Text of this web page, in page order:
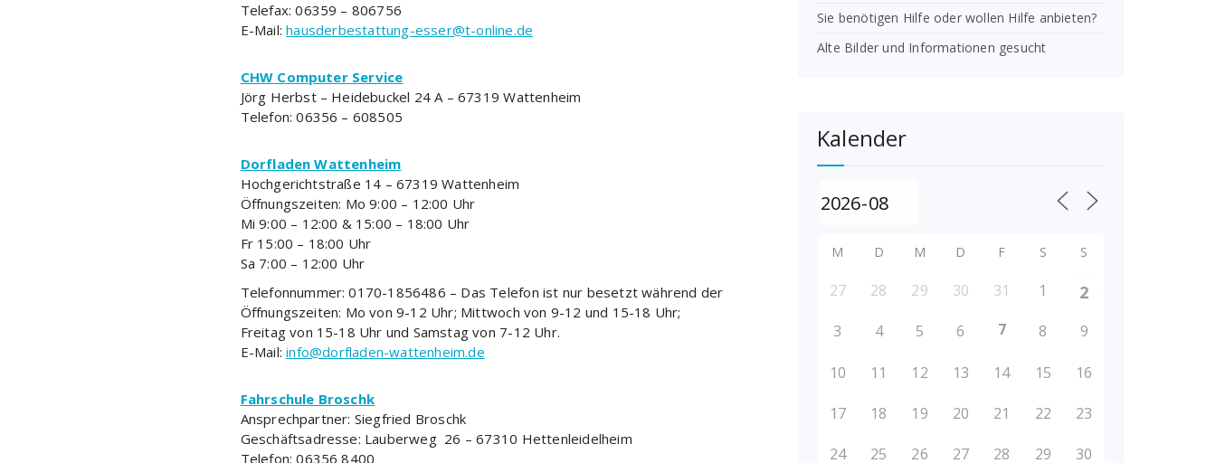
Telefax: 06359 – 806756
E-Mail:hausderbestattung-esser@t-online.de
CHW Computer Service
Jörg Herbst – Heidebuckel 24 A – 67319 Wattenheim
Telefon: 06356 – 608505
Dorfladen Wattenheim
Hochgerichtstraße 14 – 67319 Wattenheim
Öffnungszeiten: Mo 9:00 – 12:00 Uhr
Mi 9:00 – 12:00 & 15:00 – 18:00 Uhr
Fr 15:00 – 18:00 Uhr
Sa 7:00 – 12:00 Uhr
Telefonnummer: 0170-1856486 – Das Telefon ist nur besetzt während der
Öffnungszeiten: Mo von 9-12 Uhr; Mittwoch von 9-12 und 15-18 Uhr;
Freitag von 15-18 Uhr und Samstag von 7-12 Uhr.
E-Mail:info@dorfladen-wattenheim.de
Fahrschule Broschk
Ansprechpartner: Siegfried Broschk
Geschäftsadresse: Lauberweg 26 – 67310 Hettenleidelheim
Telefon: 06356 8400
Sie benötigen Hilfe oder wollen Hilfe anbieten?
Alte Bilder und Informationen gesucht
Kalender
M D M D F S S
27 28 29 30 31 1 2
3 4 5 6 7 8 9
10 11 12 13 14 15 16
17 18 19 20 21 22 23
24 25 26 27 28 29 30